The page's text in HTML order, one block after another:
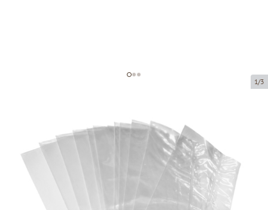
1/3
Polypropylene bag without fold
Product code:
Size:
90 x 200 mm
Material:
Thickness: